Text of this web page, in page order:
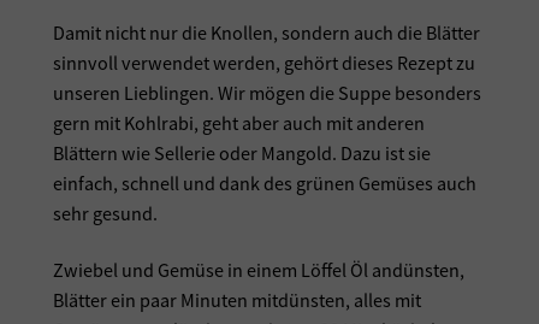
Damit nicht nur die Knollen, sondern auch die Blätter
sinnvoll verwendet werden, gehört dieses Rezept zu
unseren Lieblingen. Wir mögen die Suppe besonders
gern mit Kohlrabi, geht aber auch mit anderen
Blättern wie Sellerie oder Mangold. Dazu ist sie
einfach, schnell und dank des grünen Gemüses auch
sehr gesund.
Zwiebel und Gemüse in einem Löffel Öl andünsten,
Blätter ein paar Minuten mitdünsten, alles mit